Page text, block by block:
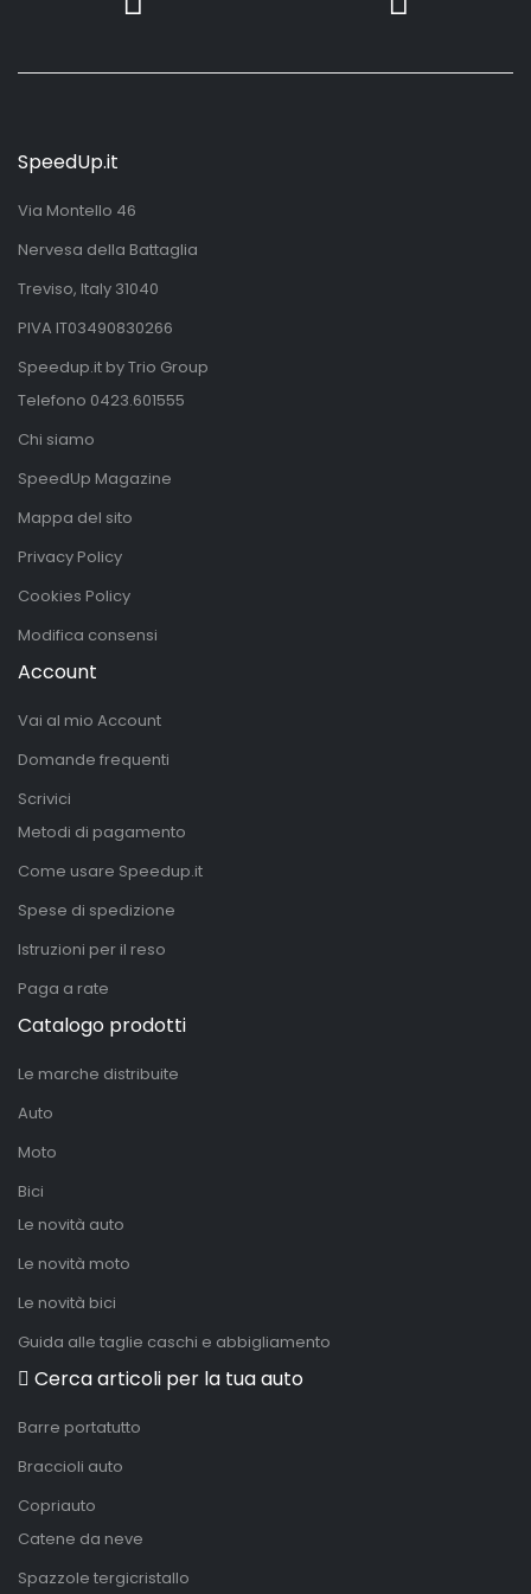
SpeedUp.it
Via Montello 46
Nervesa della Battaglia
Treviso, Italy 31040
PIVA IT03490830266
Speedup.it by Trio Group
Telefono 0423.601555
Chi siamo
SpeedUp Magazine
Mappa del sito
Privacy Policy
Cookies Policy
Modifica consensi
Account
Vai al mio Account
Domande frequenti
Scrivici
Metodi di pagamento
Come usare Speedup.it
Spese di spedizione
Istruzioni per il reso
Paga a rate
Catalogo prodotti
Le marche distribuite
Auto
Moto
Bici
Le novità auto
Le novità moto
Le novità bici
Guida alle taglie caschi e abbigliamento
Cerca articoli per la tua auto
Barre portatutto
Braccioli auto
Copriauto
Catene da neve
Spazzole tergicristallo